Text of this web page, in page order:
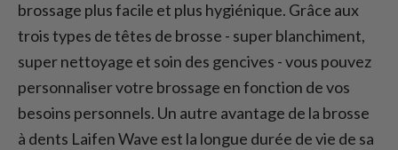
brossage plus facile et plus hygiénique. Grâce aux
trois types de têtes de brosse - super blanchiment,
super nettoyage et soin des gencives - vous pouvez
personnaliser votre brossage en fonction de vos
besoins personnels. Un autre avantage de la brosse
à dents Laifen Wave est la longue durée de vie de sa